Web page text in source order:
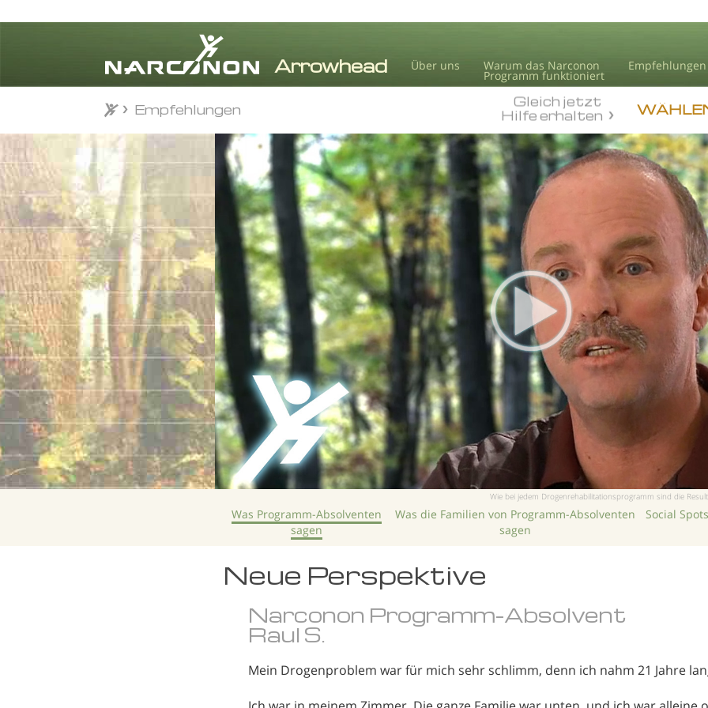
Über uns Warum das Narconon
Programm funktioniert
Empfehlungen
⨯
Gleich jetzt
Hilfe erhalten
Empfehlungen
Wie bei jedem Drogenrehabilitationsprogramm sind die
Was Programm-Absolventen
sagen
Was die Familien von Programm-Absolventen
sagen
Social
Neue Perspektive
Narconon Programm-Absolvent
Raul S.
Mein Drogenproblem war für mich sehr schlimm, denn ich nahm 21 Jahre
Empfehlungen